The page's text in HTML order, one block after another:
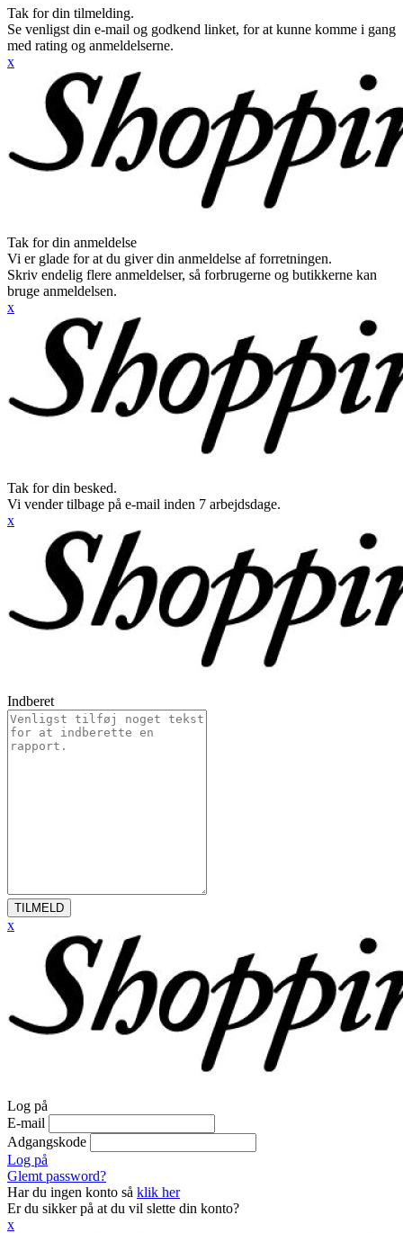
Tak for din tilmelding.
Se venligst din e-mail og godkend linket, for at kunne komme i gang
med rating og anmeldelserne.
x
Tak for din anmeldelse
Vi er glade for at du giver din anmeldelse af forretningen.
Skriv endelig flere anmeldelser, så forbrugerne og butikkerne kan
bruge anmeldelsen.
x
Tak for din besked.
Vi vender tilbage på e-mail inden 7 arbejdsdage.
x
Indberet
TILMELD
x
Log på
E-mail
Adgangskode
Log på
Glemt password?
Har du ingen konto så klik her
Er du sikker på at du vil slette din konto?
x